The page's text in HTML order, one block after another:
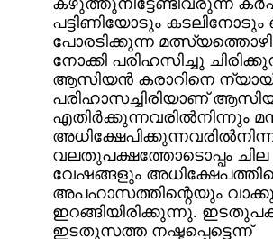
പട്ടിണിയോടും കടലിനോടും
പോരടിക്കുന്ന
നോക്കി പരിഹസിച്ചു
ആസിയന്‍ കരാറിനെ
പരിഹാസച്ചിരിയാണ്
എതിര്‍ക്കുന്നവരില്‍നിന്നും
വലതുപക്ഷത്തോടൊപ്പം
വേഷങ്ങളും
അപഹാസത്തിന്റെയും
ഇറങ്ങിയിരിക്കുന്നു.
ഇടതുസത്ത നഷ്ടപ്പെട്ടെന്ന്